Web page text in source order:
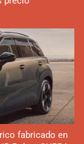
fabricado en